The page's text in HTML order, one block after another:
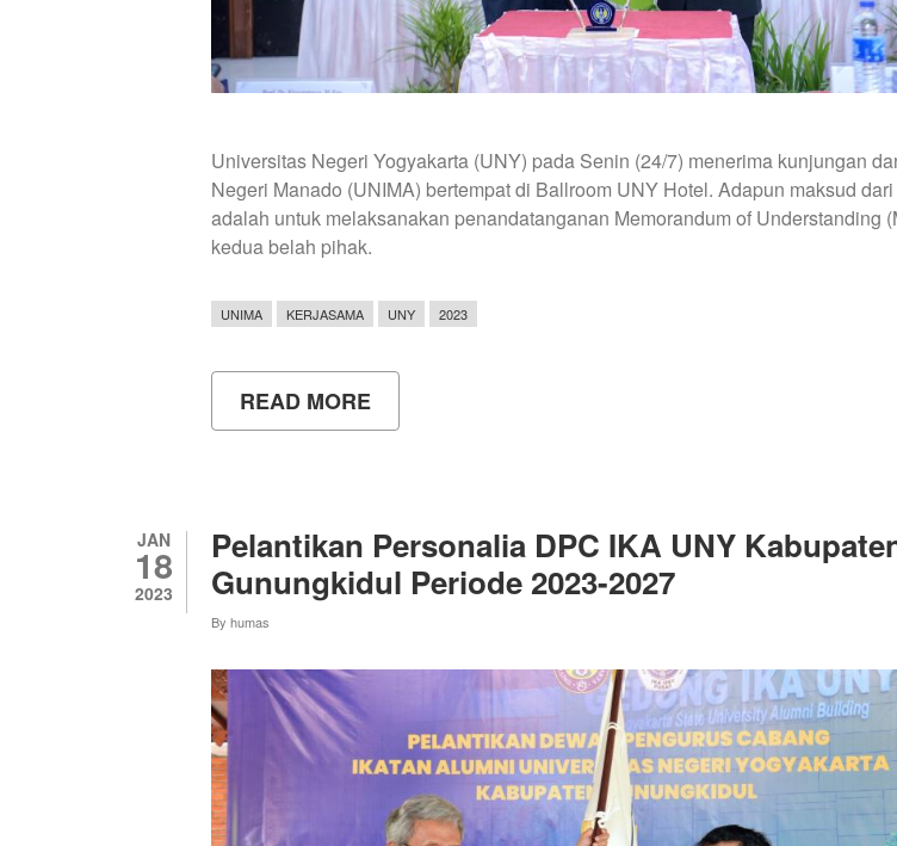
Universitas Negeri Yogyakarta (UNY) pada Senin (24/7) menerima kunjungan
Negeri Manado (UNIMA) bertempat di Ballroom UNY Hotel. Adapun maksud
adalah untuk melaksanakan penandatanganan Memorandum of Understanding
kedua belah pihak.
UNIMA KERJASAMA UNY 2023
READ MORE
UNY
UNIMA
JAN
18
2023
Pelantikan Personalia DPC IKA UNY
Gunungkidul Periode 2023-2027
By humas